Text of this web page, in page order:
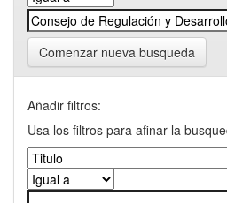
Comenzar nueva busqueda
Añadir filtros:
Usa los filtros para afinar la